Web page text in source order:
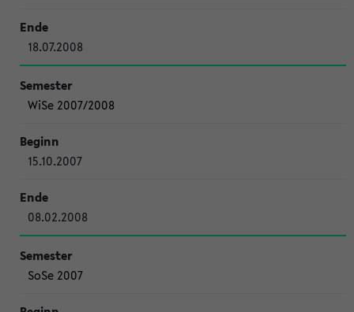
18.07.2008
WiSe 2007/2008
15.10.2007
08.02.2008
SoSe 2007